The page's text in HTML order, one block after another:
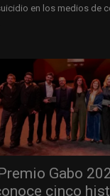
en los medios de
Gabo
cinco